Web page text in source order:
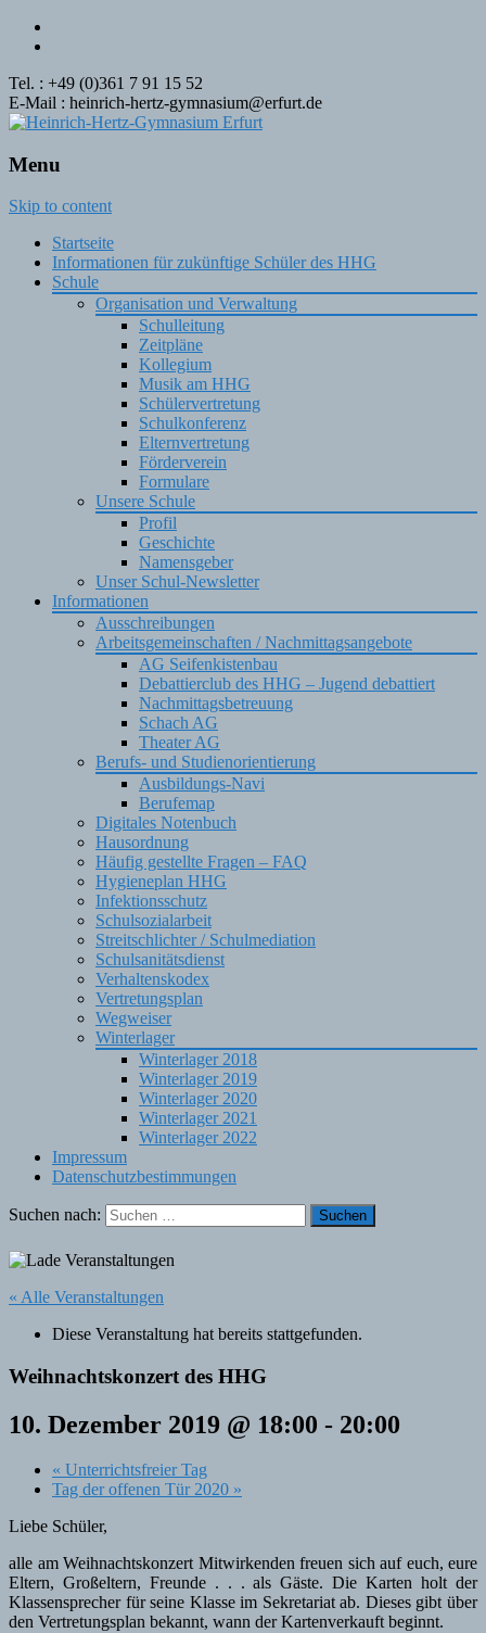
Tel. : +49 (0)361 7 91 15 52
E-Mail : heinrich-hertz-gymnasium@erfurt.de
Menu
Skip to content
Startseite
Informationen für zukünftige Schüler des HHG
Schule
Organisation und Verwaltung
Schulleitung
Zeitpläne
Kollegium
Musik am HHG
Schülervertretung
Schulkonferenz
Elternvertretung
Förderverein
Formulare
Unsere Schule
Profil
Geschichte
Namensgeber
Unser Schul-Newsletter
Informationen
Ausschreibungen
Arbeitsgemeinschaften / Nachmittagsangebote
AG Seifenkistenbau
Debattierclub des HHG – Jugend debattiert
Nachmittagsbetreuung
Schach AG
Theater AG
Berufs- und Studienorientierung
Ausbildungs-Navi
Berufemap
Digitales Notenbuch
Hausordnung
Häufig gestellte Fragen – FAQ
Hygieneplan HHG
Infektionsschutz
Schulsozialarbeit
Streitschlichter / Schulmediation
Schulsanitätsdienst
Verhaltenskodex
Vertretungsplan
Wegweiser
Winterlager
Winterlager 2018
Winterlager 2019
Winterlager 2020
Winterlager 2021
Winterlager 2022
Impressum
Datenschutzbestimmungen
Suchen nach:
« Alle Veranstaltungen
Diese Veranstaltung hat bereits stattgefunden.
Weihnachtskonzert des HHG
10. Dezember 2019 @ 18:00 - 20:00
« Unterrichtsfreier Tag
Tag der offenen Tür 2020 »
Liebe Schüler,
alle am Weihnachtskonzert Mitwirkenden freuen sich auf euch, eure
Eltern, Großeltern, Freunde . . . als Gäste. Die Karten holt der
Klassensprecher für seine Klasse im Sekretariat ab. Dieses gibt über
den Vertretungsplan bekannt, wann der Kartenverkauft beginnt.